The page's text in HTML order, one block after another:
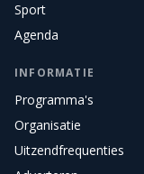
Sport
Agenda
INFORMATIE
Programma's
Organisatie
Uitzendfrequenties